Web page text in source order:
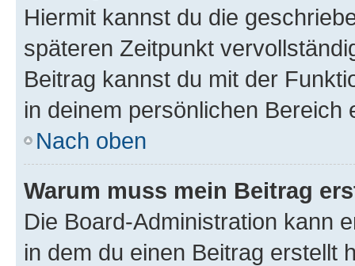
Hiermit kannst du die
späteren Zeitpunkt
Beitrag kannst du mit der
in deinem persönlichen Bereich
Nach oben
Warum muss mein Beitrag
Die Board-Administration kann
in dem du einen Beitrag erstellt